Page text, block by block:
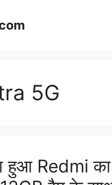
5G
हुआ Redmi का